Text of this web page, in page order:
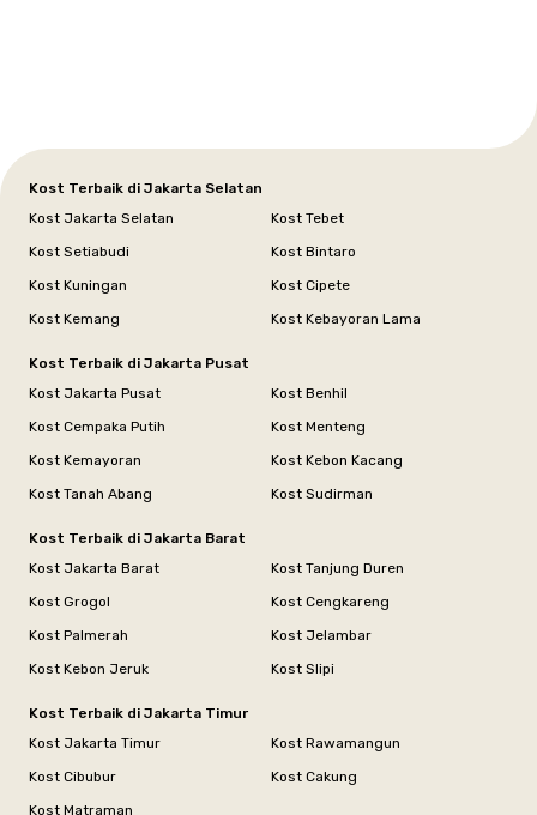
Kost Terbaik di Jakarta Selatan
Kost Jakarta Selatan
Kost Tebet
Kost Setiabudi
Kost Bintaro
Kost Kuningan
Kost Cipete
Kost Kemang
Kost Kebayoran Lama
Kost Terbaik di Jakarta Pusat
Kost Jakarta Pusat
Kost Benhil
Kost Cempaka Putih
Kost Menteng
Kost Kemayoran
Kost Kebon Kacang
Kost Tanah Abang
Kost Sudirman
Kost Terbaik di Jakarta Barat
Kost Jakarta Barat
Kost Tanjung Duren
Kost Grogol
Kost Cengkareng
Kost Palmerah
Kost Jelambar
Kost Kebon Jeruk
Kost Slipi
Kost Terbaik di Jakarta Timur
Kost Jakarta Timur
Kost Rawamangun
Kost Cibubur
Kost Cakung
Kost Matraman